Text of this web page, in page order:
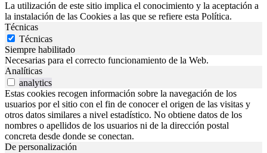
La utilización de este sitio implica el conocimiento y la aceptación a
la instalación de las Cookies a las que se refiere esta Política.
Técnicas
Técnicas
Siempre habilitado
Necesarias para el correcto funcionamiento de la Web.
Analíticas
analytics
Estas cookies recogen información sobre la navegación de los
usuarios por el sitio con el fin de conocer el origen de las visitas y
otros datos similares a nivel estadístico. No obtiene datos de los
nombres o apellidos de los usuarios ni de la dirección postal
concreta desde donde se conectan.
De personalización